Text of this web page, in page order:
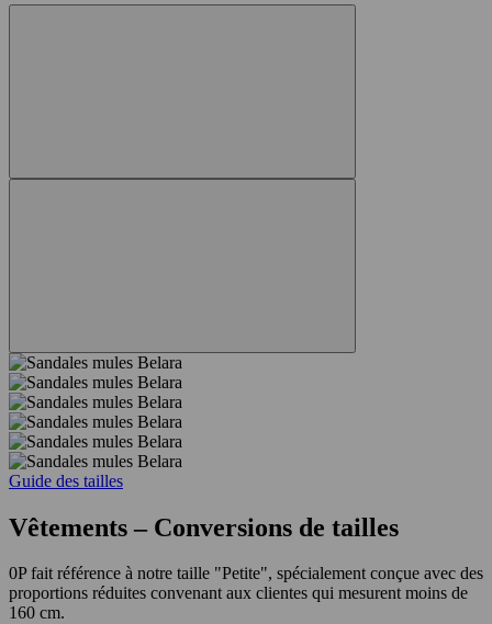
Guide des tailles
Vêtements – Conversions de tailles
0P fait référence à notre taille "Petite", spécialement conçue avec des
proportions réduites convenant aux clientes qui mesurent moins de
160 cm.